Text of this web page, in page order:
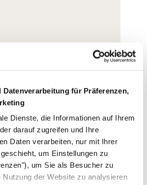
für Präferenzen,
Dienste, die Informationen auf Ihrem
darauf zugreifen und Ihre
Daten verarbeiten, nur mit Ihrer
um Einstellungen zu
um Sie als Besucher zu
Nutzung der Website zu analysieren
€